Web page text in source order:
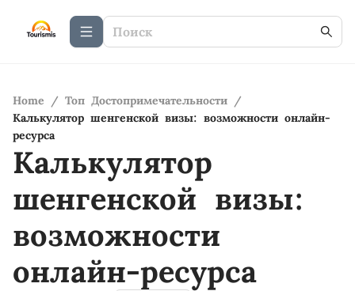
Home / Топ Достопримечательности /
Калькулятор шенгенской визы: возможности онлайн-
ресурса
Калькулятор
шенгенской визы:
возможности
онлайн-ресурса